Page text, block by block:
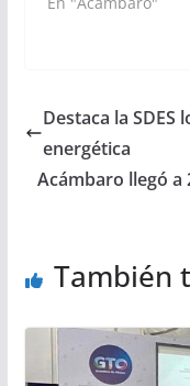
Destaca la SDES
energética
Acámbaro llegó a
También